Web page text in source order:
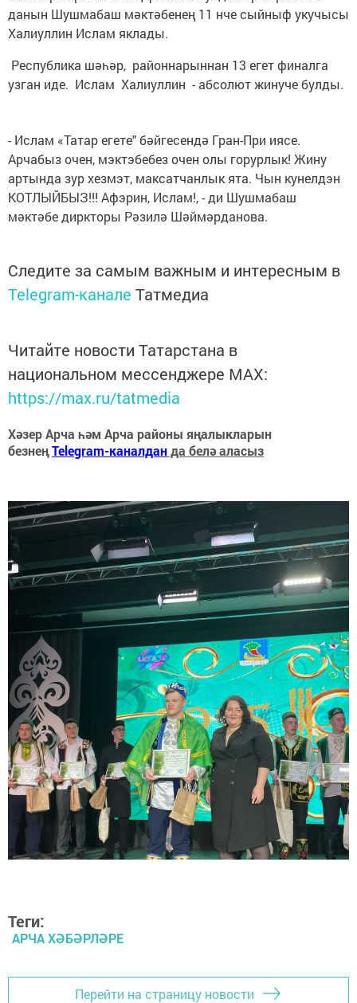
данын Шушмабаш мәктәбенең 11 нче сыйныф укучысы
Халиуллин Ислам яклады.
Республика шәһәр, районнарыннан 13 егет финалга
узган иде. Ислам Халиуллин - абсолют жинуче булды.
- Ислам «Татар егете" бәйгесендә Гран-При иясе.
Арчабыз очен, мэктэбебез очен олы горурлык! Жину
артында зур хезмэт, максатчанлык ята. Чын кунелдэн
КОТЛЫЙБЫЗ!!! Афэрин, Ислам!, - ди Шушмабаш
мәктәбе диркторы Рәзилә Шәймәрданова.
Следите за самым важным и интересным в
Telegram-канале Татмедиа
Читайте новости Татарстана в
национальном мессенджере MАХ:
https://max.ru/tatmedia
Хәзер Арча һәм Арча районы яңалыкларын
безнеңTelegram-каналданда белә аласыз
Теги:
АРЧА ХӘБӘРЛӘРЕ
Перейти на страницу новости